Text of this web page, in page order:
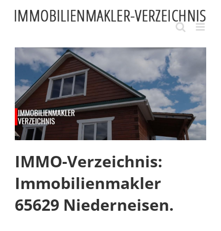
content
IMMO-Verzeichnis:
Immobilienmakler
65629 Niederneisen.